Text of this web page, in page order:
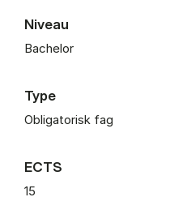
Niveau
Bachelor
Type
Obligatorisk fag
ECTS
15